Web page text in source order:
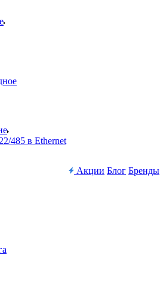
485 в Ethernet
Акции Блог Бренды